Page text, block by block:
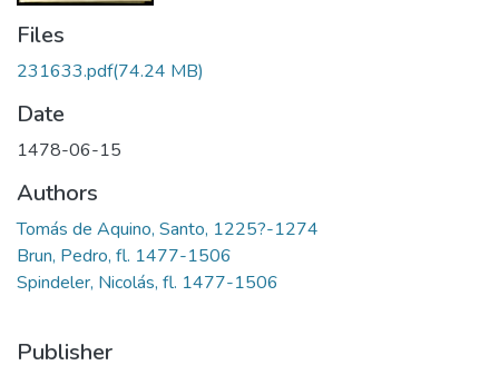
Files
231633.pdf(74.24 MB)
Date
1478-06-15
Authors
Tomás de Aquino, Santo, 1225?-1274
Brun, Pedro, fl. 1477-1506
Spindeler, Nicolás, fl. 1477-1506
Publisher